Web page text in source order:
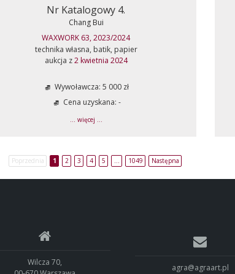
Nr Katalogowy 4.
Chang Bui
WAXWORK 63, 2023/2024
technika własna, batik, papier
aukcja z2 kwietnia 2024
Wywoławcza: 5 000 zł
Cena uzyskana: -
... więcej ...
Poprzednia 1 2 3 4 5 … 1049 Następna
Wilcza 70,
agra@agraart.pl